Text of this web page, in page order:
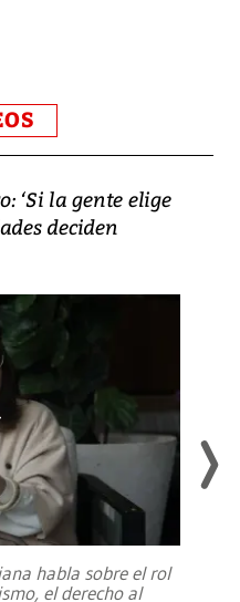
‘Si la gente elige
deciden
habla sobre el rol
el derecho al